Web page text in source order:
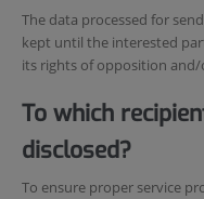
The data processed for
kept until the interested
its rights of opposition
To which
disclosed?
To ensure proper service